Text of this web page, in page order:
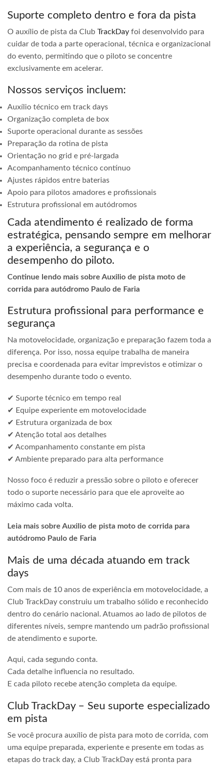
Suporte completo dentro e fora da pista
O auxílio de pista da Club TrackDay foi desenvolvido para
cuidar de toda a parte operacional, técnica e organizacional
do evento, permitindo que o piloto se concentre
exclusivamente em acelerar.
Nossos serviços incluem:
Auxílio técnico em track days
Organização completa de box
Suporte operacional durante as sessões
Preparação da rotina de pista
Orientação no grid e pré-largada
Acompanhamento técnico contínuo
Ajustes rápidos entre baterias
Apoio para pilotos amadores e profissionais
Estrutura profissional em autódromos
Cada atendimento é realizado de forma
estratégica, pensando sempre em melhorar
a experiência, a segurança e o
desempenho do piloto.
Continue lendo mais sobre Auxilio de pista moto de
corrida para autódromo Paulo de Faria
Estrutura profissional para performance e
segurança
Na motovelocidade, organização e preparação fazem toda a
diferença. Por isso, nossa equipe trabalha de maneira
precisa e coordenada para evitar imprevistos e otimizar o
desempenho durante todo o evento.
✔ Suporte técnico em tempo real
✔ Equipe experiente em motovelocidade
✔ Estrutura organizada de box
✔ Atenção total aos detalhes
✔ Acompanhamento constante em pista
✔ Ambiente preparado para alta performance
Nosso foco é reduzir a pressão sobre o piloto e oferecer
todo o suporte necessário para que ele aproveite ao
máximo cada volta.
Leia mais sobre Auxilio de pista moto de corrida para
autódromo Paulo de Faria
Mais de uma década atuando em track
days
Com mais de 10 anos de experiência em motovelocidade, a
Club TrackDay construiu um trabalho sólido e reconhecido
dentro do cenário nacional. Atuamos ao lado de pilotos de
diferentes níveis, sempre mantendo um padrão profissional
de atendimento e suporte.
Aqui, cada segundo conta.
Cada detalhe influencia no resultado.
E cada piloto recebe atenção completa da equipe.
Club TrackDay – Seu suporte especializado
em pista
Se você procura auxílio de pista para moto de corrida, com
uma equipe preparada, experiente e presente em todas as
etapas do track day, a Club TrackDay está pronta para